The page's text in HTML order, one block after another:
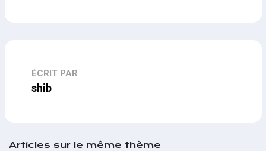
ÉCRIT PAR
shib
Articles sur le même thème